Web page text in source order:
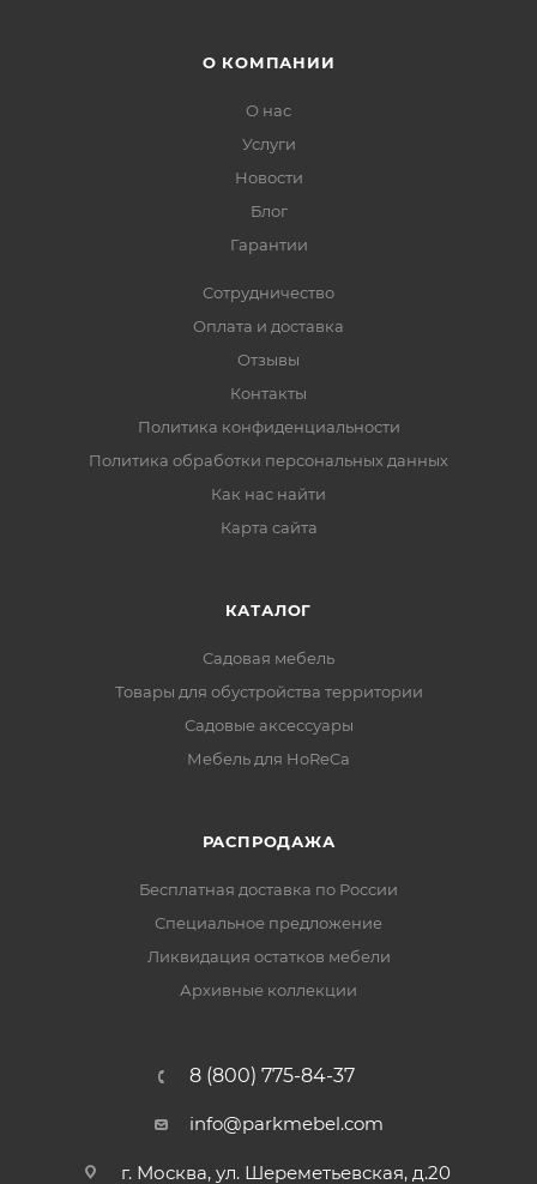
О КОМПАНИИ
О нас
Услуги
Новости
Блог
Гарантии
Сотрудничество
Оплата и доставка
Отзывы
Контакты
Политика конфиденциальности
Политика обработки персональных данных
Как нас найти
Карта сайта
КАТАЛОГ
Садовая мебель
Товары для обустройства территории
Садовые аксессуары
Мебель для HoReCa
РАСПРОДАЖА
Бесплатная доставка по России
Специальное предложение
Ликвидация остатков мебели
Архивные коллекции
8 (800) 775-84-37
info@parkmebel.com
г. Москва, ул. Шереметьевская, д.20